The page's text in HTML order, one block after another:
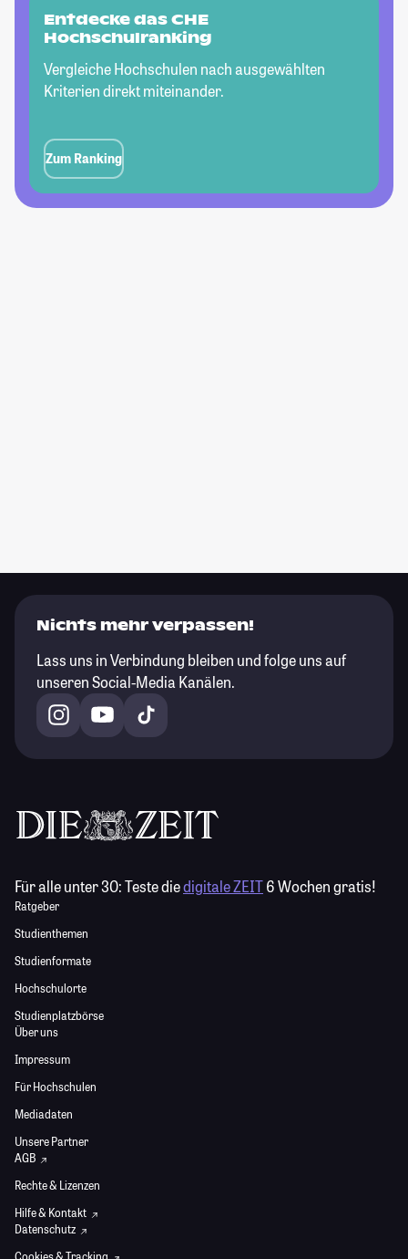
Entdecke das CHE
Hochschulranking
Vergleiche Hochschulen nach ausgewählten
Kriterien direkt miteinander.
Zum Ranking
Nichts mehr verpassen!
Lass uns in Verbindung bleiben und folge uns auf
unseren Social-Media Kanälen.
Für alle unter 30:Teste diedigitale ZEIT6 Wochen gratis!
Ratgeber
Studienthemen
Studienformate
Hochschulorte
Studienplatzbörse
Über uns
Impressum
Für Hochschulen
Mediadaten
Unsere Partner
AGB
Rechte & Lizenzen
Hilfe & Kontakt
Datenschutz